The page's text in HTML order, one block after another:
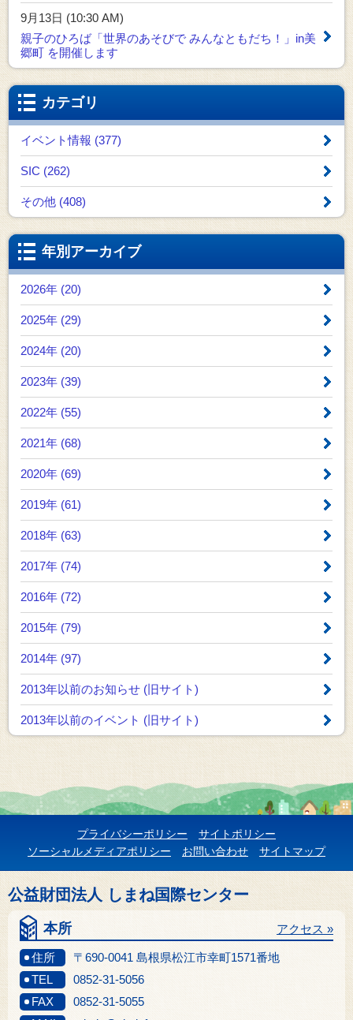
9月13日 (10:30 AM)
親子のひろば「世界のあそびで みんなともだち！」in美
郷町 を開催します
カテゴリ
イベント情報 (377)
SIC (262)
その他 (408)
年別アーカイブ
2026年 (20)
2025年 (29)
2024年 (20)
2023年 (39)
2022年 (55)
2021年 (68)
2020年 (69)
2019年 (61)
2018年 (63)
2017年 (74)
2016年 (72)
2015年 (79)
2014年 (97)
2013年以前のお知らせ (旧サイト)
2013年以前のイベント (旧サイト)
プライバシーポリシー
サイトポリシー
ソーシャルメディアポリシー
お問い合わせ サイトマップ
公益財団法人 しまね国際センター
本所
住所 〒690-0041 島根県松江市幸町1571番地
アクセス »
TEL
0852-31-5056
FAX
0852-31-5055